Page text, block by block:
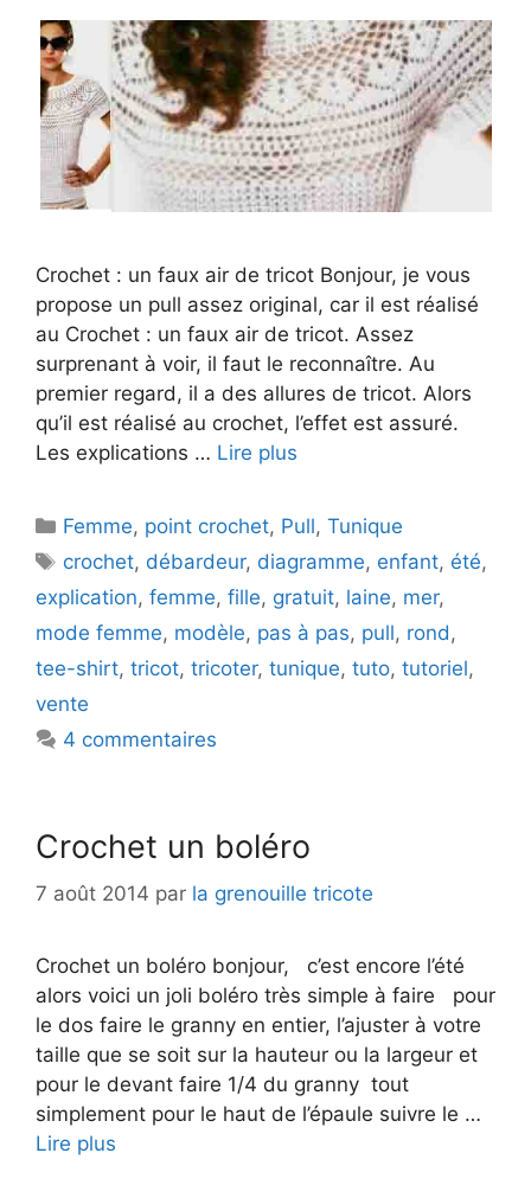
Crochet : un faux air de tricot Bonjour, je vous
propose un pull assez original, car il est réalisé
au Crochet : un faux air de tricot. Assez
surprenant à voir, il faut le reconnaître. Au
premier regard, il a des allures de tricot. Alors
qu’il est réalisé au crochet, l’effet est assuré.
Les explications … Lire plus
Catégories
Femme, point crochet, Pull,Tunique
Étiquettes
crochet, débardeur, diagramme, enfant, été,
explication, femme, fille, gratuit, laine, mer,
mode femme, modèle, pas à pas, pull, rond ,
tee-shirt, tricot, tricoter, tunique, tuto, tutoriel,
vente
4 commentaires
Crochet un boléro
7 août 2014 par la grenouille tricote
Crochet un boléro bonjour, c’est encore l’été
alors voici un joli boléro très simple à faire pour
le dos faire le granny en entier, l’ajuster à votre
taille que se soit sur la hauteur ou la largeur et
pour le devant faire 1/4 du granny tout
simplement pour le haut de l’épaule suivre le …
Lire plus